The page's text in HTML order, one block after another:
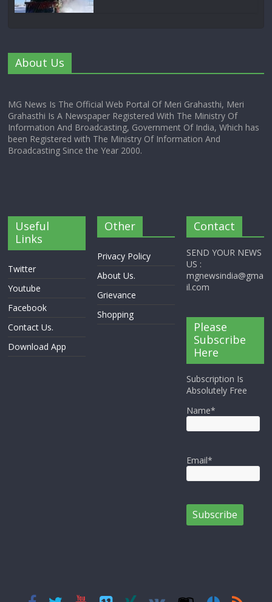
About Us
MG News Is The Official Web Portal Of Meri Grahasthi, Meri
Grahasthi Is A Newspaper Registered With The Ministry Of
Information And Broadcasting, Government Of India, Which has
been Registered with The Ministry Of Information And
Broadcasting Since the Year 2000.
Useful
Links
Twitter
Youtube
Facebook
Contact Us.
Download App
Other
Privacy Policy
About Us.
Grievance
Shopping
Contact
SEND YOUR NEWS
US :
mgnewsindia@gma
il.com
Please
Subscribe
Here
Subscription Is
Absolutely Free
Name*
Email*